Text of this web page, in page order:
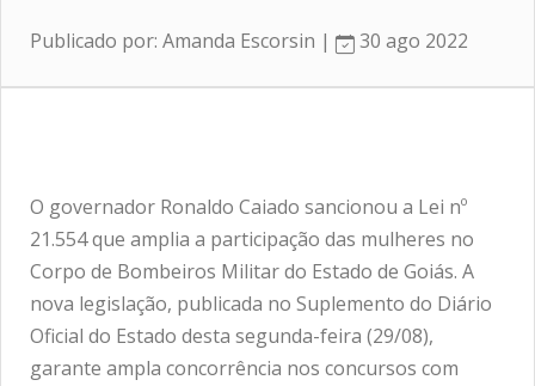
Publicado por: Amanda Escorsin | 30 ago 2022
O governador Ronaldo Caiado sancionou a Lei nº
21.554 que amplia a participação das mulheres no
Corpo de Bombeiros Militar do Estado de Goiás. A
nova legislação, publicada no Suplemento do Diário
Oficial do Estado desta segunda-feira (29/08),
garante ampla concorrência nos concursos com